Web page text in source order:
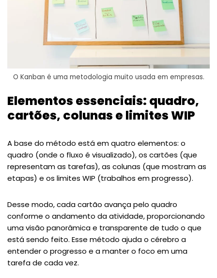
O Kanban é uma metodologia muito usada em empresas.
Elementos essenciais: quadro,
cartões, colunas e limites WIP
A base do método está em quatro elementos: o
quadro (onde o fluxo é visualizado), os cartões (que
representam as tarefas), as colunas (que mostram as
etapas) e os limites WIP (trabalhos em progresso).
Desse modo, cada cartão avança pelo quadro
conforme o andamento da atividade, proporcionando
uma visão panorâmica e transparente de tudo o que
está sendo feito. Esse método ajuda o cérebro a
entender o progresso e a manter o foco em uma
tarefa de cada vez.